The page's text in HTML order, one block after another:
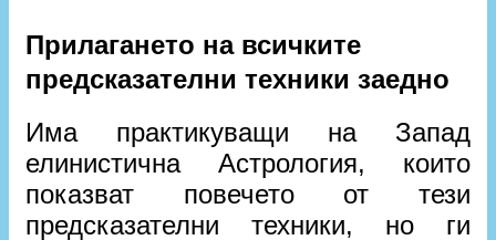
Прилагането на всичките
предсказателни техники заедно
Има практикуващи на Запад
елинистична Астрология, които
показват повечето от тези
предсказателни техники, но ги